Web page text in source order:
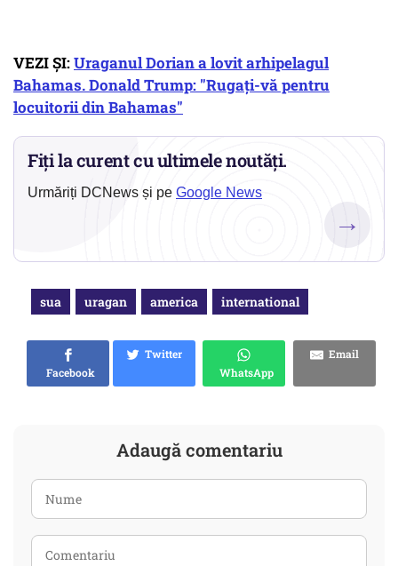
VEZI ȘI:Uraganul Dorian a lovit arhipelagul
Bahamas. Donald Trump: "Rugaţi-vă pentru
locuitorii din Bahamas"
Fiți la curent cu ultimele noutăți.
Urmăriți DCNews și pe Google News
→
sua uragan america international
Facebook
Twitter
WhatsApp
Email
Adaugă comentariu